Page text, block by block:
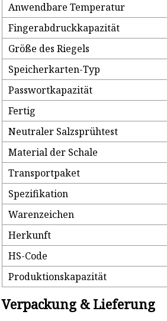
Anwendbare Temperatur
Fingerabdruckkapazität
Größe des Riegels
Speicherkarten-Typ
Passwortkapazität
Fertig
Neutraler Salzsprühtest
Material der Schale
Transportpaket
Spezifikation
Warenzeichen
Herkunft
HS-Code
Produktionskapazität
Verpackung & Lieferung